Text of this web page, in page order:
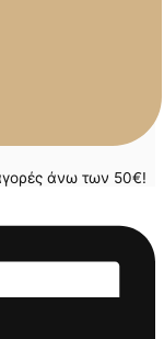
άνω των 50€!